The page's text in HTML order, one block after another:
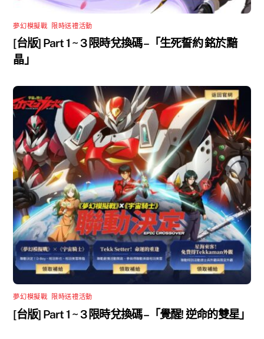
夢幻模擬戰 限時送禮活動
[台版] Part 1 ~ 3 限時兌換碼 –「生死誓約 銘於黯
晶」
夢幻模擬戰 限時送禮活動
[台版] Part 1 ~ 3 限時兌換碼 –「覺醒! 逆命的雙星」